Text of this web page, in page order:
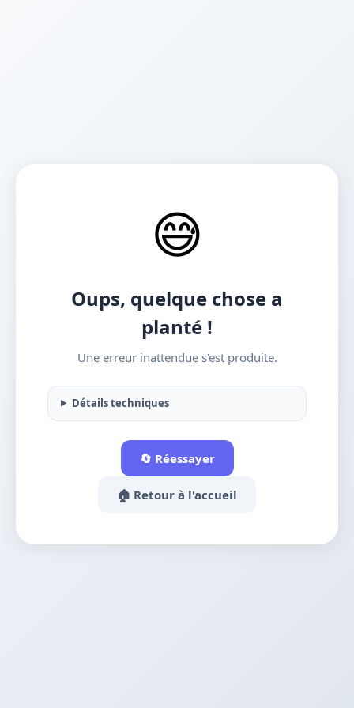
😅
Oups, quelque chose a
planté !
Une erreur inattendue s'est produite.
Détails techniques
🔄 Réessayer
🏠 Retour à l'accueil